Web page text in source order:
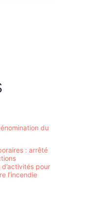
du
: arrêté
pour
l’incendie